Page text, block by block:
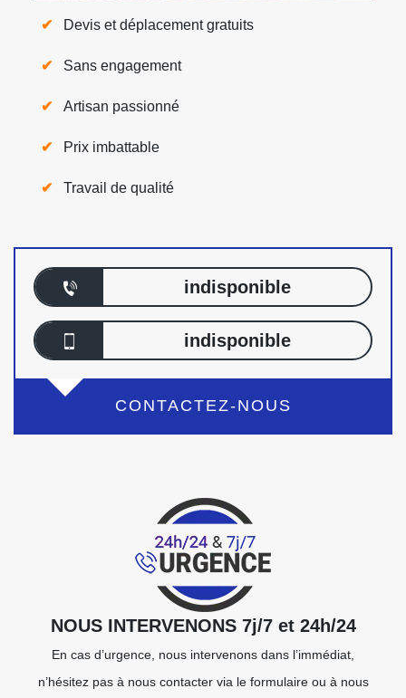
Devis et déplacement gratuits
Sans engagement
Artisan passionné
Prix imbattable
Travail de qualité
indisponible
indisponible
CONTACTEZ-NOUS
NOUS INTERVENONS 7j/7 et 24h/24
En cas d’urgence, nous intervenons dans l’immédiat,
n’hésitez pas à nous contacter via le formulaire ou à nous